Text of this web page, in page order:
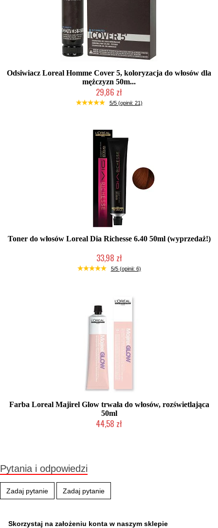
Odsiwiacz Loreal Homme Cover 5, koloryzacja do włosów dla
mężczyzn 50m...
29,86 zł
Produkt wycofany
5/5 (opinii: 21)
Toner do włosów Loreal Dia Richesse 6.40 50ml (wyprzedaż!)
33,98 zł
Produkt wycofany
5/5 (opinii: 6)
Farba Loreal Majirel Glow trwała do włosów, rozświetlająca
50ml
44,58 zł
Pytania i odpowiedzi
Zadaj pytanie Zadaj pytanie
Skorzystaj na założeniu konta w naszym sklepie